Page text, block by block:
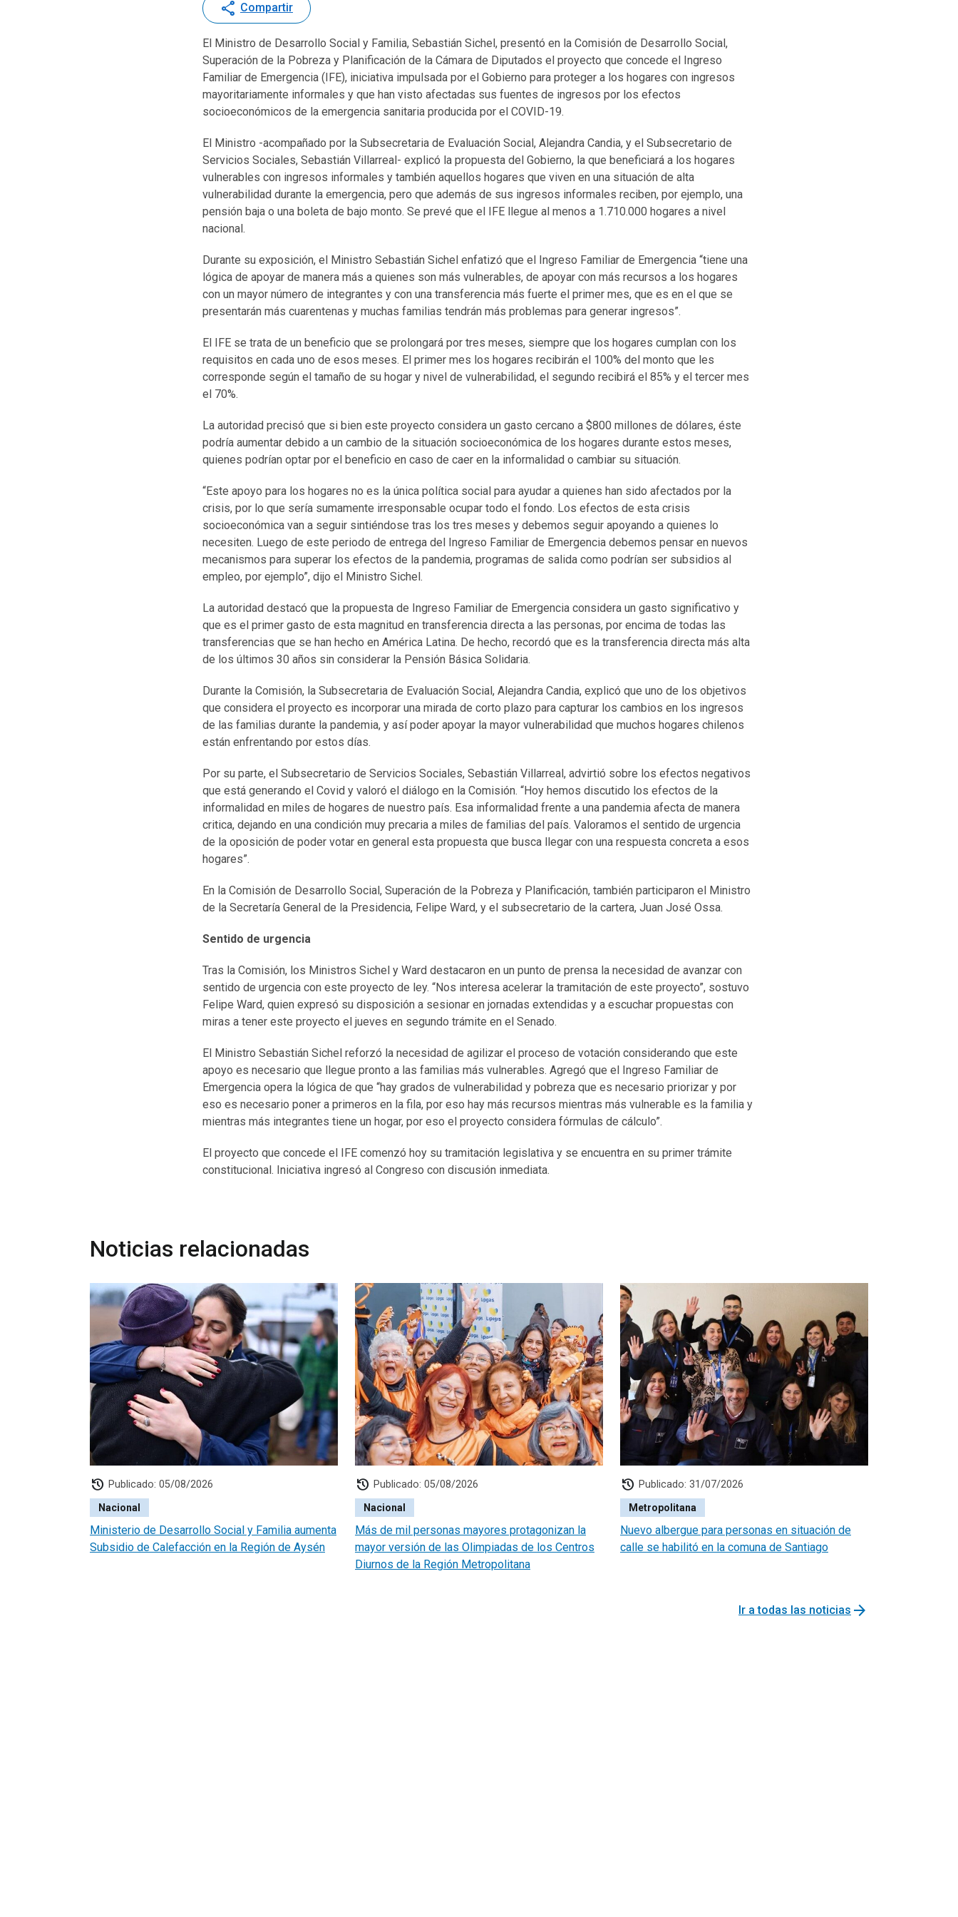
share Compartir
El Ministro de Desarrollo Social y Familia, Sebastián Sichel, presentó en la Comisión de Desarrollo Social,
Superación de la Pobreza y Planificación de la Cámara de Diputados el proyecto que concede el Ingreso
Familiar de Emergencia (IFE), iniciativa impulsada por el Gobierno para proteger a los hogares con ingresos
mayoritariamente informales y que han visto afectadas sus fuentes de ingresos por los efectos
socioeconómicos de la emergencia sanitaria producida por el COVID-19.
El Ministro -acompañado por la Subsecretaria de Evaluación Social, Alejandra Candia, y el Subsecretario de
Servicios Sociales, Sebastián Villarreal- explicó la propuesta del Gobierno, la que beneficiará a los hogares
vulnerables con ingresos informales y también aquellos hogares que viven en una situación de alta
vulnerabilidad durante la emergencia, pero que además de sus ingresos informales reciben, por ejemplo, una
pensión baja o una boleta de bajo monto. Se prevé que el IFE llegue al menos a 1.710.000 hogares a nivel
nacional.
Durante su exposición, el Ministro Sebastián Sichel enfatizó que el Ingreso Familiar de Emergencia “tiene una
lógica de apoyar de manera más a quienes son más vulnerables, de apoyar con más recursos a los hogares
con un mayor número de integrantes y con una transferencia más fuerte el primer mes, que es en el que se
presentarán más cuarentenas y muchas familias tendrán más problemas para generar ingresos”.
El IFE se trata de un beneficio que se prolongará por tres meses, siempre que los hogares cumplan con los
requisitos en cada uno de esos meses. El primer mes los hogares recibirán el 100% del monto que les
corresponde según el tamaño de su hogar y nivel de vulnerabilidad, el segundo recibirá el 85% y el tercer mes
el 70%.
La autoridad precisó que si bien este proyecto considera un gasto cercano a $800 millones de dólares, éste
podría aumentar debido a un cambio de la situación socioeconómica de los hogares durante estos meses,
quienes podrían optar por el beneficio en caso de caer en la informalidad o cambiar su situación.
“Este apoyo para los hogares no es la única política social para ayudar a quienes han sido afectados por la
crisis, por lo que sería sumamente irresponsable ocupar todo el fondo. Los efectos de esta crisis
socioeconómica van a seguir sintiéndose tras los tres meses y debemos seguir apoyando a quienes lo
necesiten. Luego de este periodo de entrega del Ingreso Familiar de Emergencia debemos pensar en nuevos
mecanismos para superar los efectos de la pandemia, programas de salida como podrían ser subsidios al
empleo, por ejemplo”, dijo el Ministro Sichel.
La autoridad destacó que la propuesta de Ingreso Familiar de Emergencia considera un gasto significativo y
que es el primer gasto de esta magnitud en transferencia directa a las personas, por encima de todas las
transferencias que se han hecho en América Latina. De hecho, recordó que es la transferencia directa más alta
de los últimos 30 años sin considerar la Pensión Básica Solidaria.
Durante la Comisión, la Subsecretaria de Evaluación Social, Alejandra Candia, explicó que uno de los objetivos
que considera el proyecto es incorporar una mirada de corto plazo para capturar los cambios en los ingresos
de las familias durante la pandemia, y así poder apoyar la mayor vulnerabilidad que muchos hogares chilenos
están enfrentando por estos días.
Por su parte, el Subsecretario de Servicios Sociales, Sebastián Villarreal, advirtió sobre los efectos negativos
que está generando el Covid y valoró el diálogo en la Comisión. “Hoy hemos discutido los efectos de la
informalidad en miles de hogares de nuestro país. Esa informalidad frente a una pandemia afecta de manera
critica, dejando en una condición muy precaria a miles de familias del país. Valoramos el sentido de urgencia
de la oposición de poder votar en general esta propuesta que busca llegar con una respuesta concreta a esos
hogares”.
En la Comisión de Desarrollo Social, Superación de la Pobreza y Planificación, también participaron el Ministro
de la Secretaría General de la Presidencia, Felipe Ward, y el subsecretario de la cartera, Juan José Ossa.
Sentido de urgencia
Tras la Comisión, los Ministros Sichel y Ward destacaron en un punto de prensa la necesidad de avanzar con
sentido de urgencia con este proyecto de ley. “Nos interesa acelerar la tramitación de este proyecto”, sostuvo
Felipe Ward, quien expresó su disposición a sesionar en jornadas extendidas y a escuchar propuestas con
miras a tener este proyecto el jueves en segundo trámite en el Senado.
El Ministro Sebastián Sichel reforzó la necesidad de agilizar el proceso de votación considerando que este
apoyo es necesario que llegue pronto a las familias más vulnerables. Agregó que el Ingreso Familiar de
Emergencia opera la lógica de que “hay grados de vulnerabilidad y pobreza que es necesario priorizar y por
eso es necesario poner a primeros en la fila, por eso hay más recursos mientras más vulnerable es la familia y
mientras más integrantes tiene un hogar, por eso el proyecto considera fórmulas de cálculo”.
El proyecto que concede el IFE comenzó hoy su tramitación legislativa y se encuentra en su primer trámite
constitucional. Iniciativa ingresó al Congreso con discusión inmediata.
Noticias relacionadas
history Publicado: 05/08/2026
Nacional
Ministerio de Desarrollo Social y Familia aumenta
Subsidio de Calefacción en la Región de Aysén
history Publicado: 05/08/2026
Nacional
Más de mil personas mayores protagonizan la
mayor versión de las Olimpiadas de los Centros
Diurnos de la Región Metropolitana
history Publicado: 31/07/2026
Metropolitana
Nuevo albergue para personas en situación de
calle se habilitó en la comuna de Santiago
Ir a todas las noticias arrow_forward